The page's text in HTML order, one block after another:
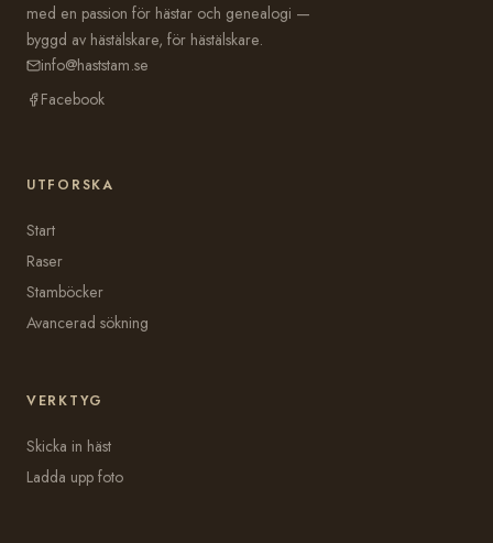
med en passion för hästar och genealogi —
byggd av hästälskare, för hästälskare.
info@haststam.se
Facebook
UTFORSKA
Start
Raser
Stamböcker
Avancerad sökning
VERKTYG
Skicka in häst
Ladda upp foto